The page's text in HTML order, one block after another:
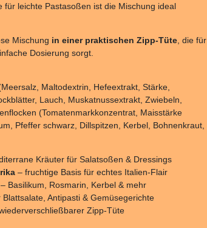
leichte Pastasoßen ist die Mischung ideal
Mischung in einer praktischen Zipp-Tüte , die für
Dosierung sorgt.
Maltodextrin, Hefeextrakt, Stärke,
Lauch, Muskatnussextrakt, Zwiebeln,
(Tomatenmarkkonzentrat, Maisstärke
Pfeffer schwarz, Dillspitzen, Kerbel, Bohnenkraut,
Kräuter für Salatsoßen & Dressings
– fruchtige Basis für echtes Italien-Flair
Basilikum, Rosmarin, Kerbel & mehr
Antipasti & Gemüsegerichte
Zipp-Tüte